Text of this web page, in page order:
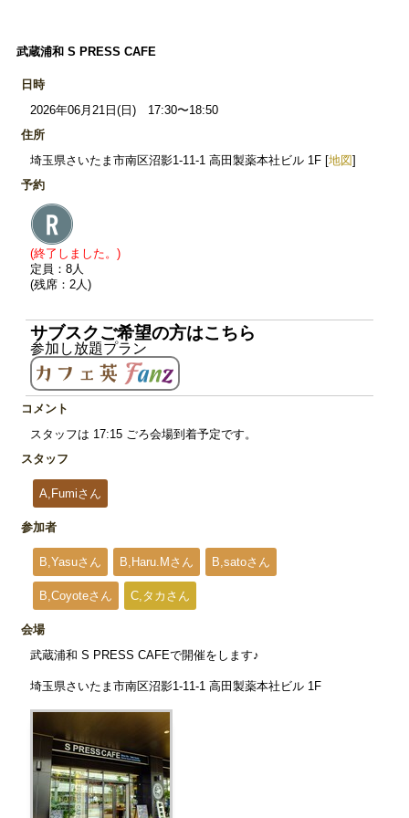
武蔵浦和 S PRESS CAFE
日時
2026年06月21日(日) 17:30〜18:50
住所
埼玉県さいたま市南区沼影1-11-1 高田製薬本社ビル 1F [地図]
予約
(終了しました。)
定員：8人
(残席：2人)
サブスクご希望の方はこちら
参加し放題プラン
コメント
スタッフは 17:15 ごろ会場到着予定です。
スタッフ
A,Fumiさん
参加者
B,Yasuさん B,Haru.Mさん B,satoさん
B,Coyoteさん C,タカさん
会場
武蔵浦和 S PRESS CAFEで開催をします♪
埼玉県さいたま市南区沼影1-11-1 高田製薬本社ビル 1F